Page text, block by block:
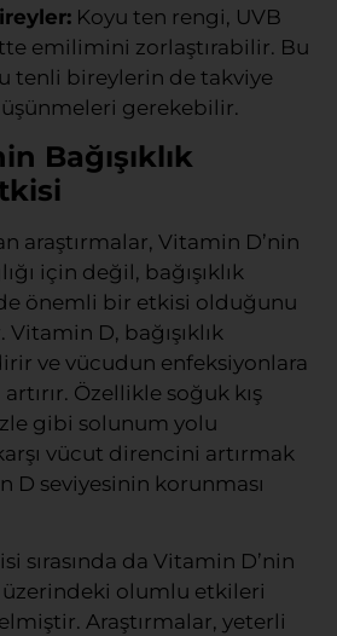
Koyu ten rengi, UVB
emilimini zorlaştırabilir. Bu
tenli bireylerin de takviye
gerekebilir.
Bağışıklık
araştırmalar, Vitamin D’nin
için değil, bağışıklık
önemli bir etkisi olduğunu
D, bağışıklık
ve vücudun enfeksiyonlara
artırır. Özellikle soğuk kış
gibi solunum yolu
vücut direncini artırmak
D seviyesinin korunması
sırasında da Vitamin D’nin
üzerindeki olumlu etkileri
Araştırmalar, yeterli